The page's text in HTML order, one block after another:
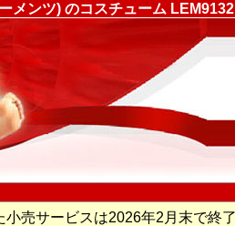
メンツ) のコスチューム
売サービスは2026年2月末で終